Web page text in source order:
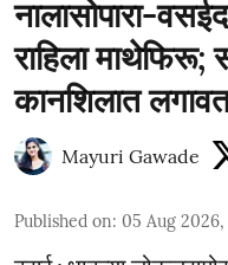
नालासोपारा-
राहिला माथेफिरू;
कानशिलात
Mayuri Gawade
Published on: 05 Aug 2026,